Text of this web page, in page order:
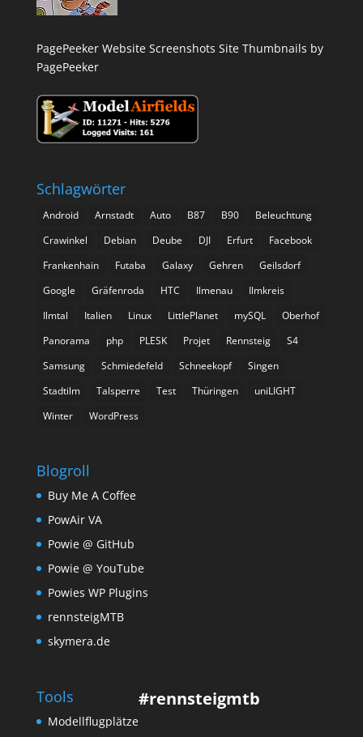
PagePeeker Website Screenshots Site Thumbnails by
PagePeeker
Schlagwörter
Android Arnstadt Auto B87 B90
Beleuchtung
Crawinkel
Debian Deube DJI Erfurt
Facebook
Frankenhain
Futaba Galaxy Gehren
Geilsdorf
Google
Gräfenroda HTC Ilmenau
Ilmkreis
Ilmtal
Italien Linux LittlePlanet mySQL
Oberhof
Panorama
php PLESK Projet Rennsteig
S4
Samsung
Schmiedefeld Schneekopf
Singen
Stadtilm
Talsperre Test Thüringen
uniLIGHT
Winter
WordPress
Blogroll
Buy Me A Coffee
PowAir VA
Powie @ GitHub
Powie @ YouTube
Powies WP Plugins
rennsteigMTB
skymera.de
Tools
Modellflugplätze
#rennsteigmtb